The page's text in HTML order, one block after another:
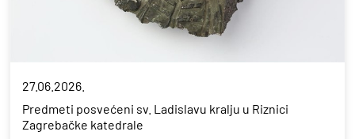
27.06.2026.
Predmeti posvećeni sv. Ladislavu kralju u Riznici
Zagrebačke katedrale